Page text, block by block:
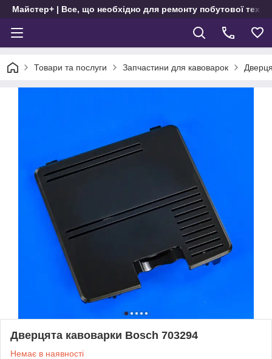
Майстер+ | Все, що необхідно для ремонту побутової
Товари та послуги Запчастини для кавоварок
Дверцята кавоварки Bosch 703294
Немає в наявності